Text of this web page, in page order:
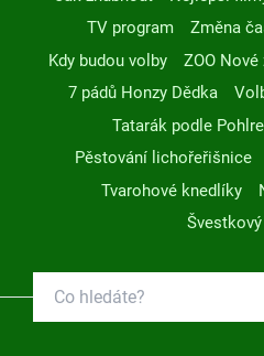
TV program
Změna
Kdy budou volby
ZOO
7 pádů Honzy Dědka
Tatarák podle
Pěstování lichořeřišnice
Tvarohové knedlíky